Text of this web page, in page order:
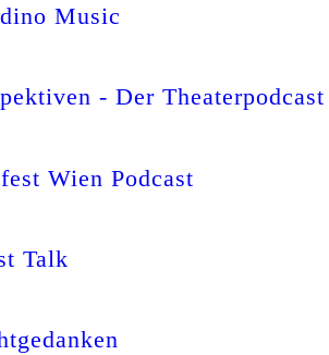
Music
- Der Theaterpodcast
Wien Podcast
Talk